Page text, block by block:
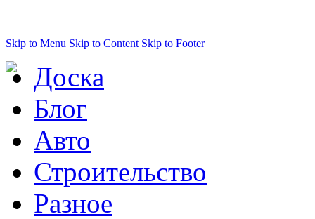
Skip to Menu Skip to Content Skip to Footer
Доска
Блог
Авто
Строительство
Разное